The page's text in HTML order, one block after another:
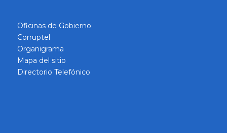
Oficinas de Gobierno
Corruptel
Organigrama
Mapa del sitio
Directorio Telefónico